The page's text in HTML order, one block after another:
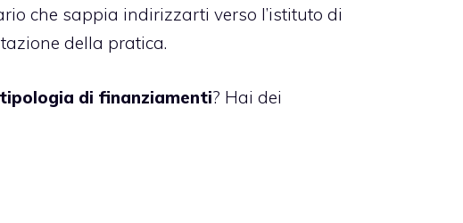
che sappia indirizzarti verso l’istituto di
della pratica.
di finanziamenti? Hai dei